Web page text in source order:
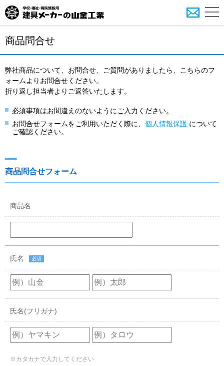
商品問合せ
弊社商品について、お問合せ、ご質問がありましたら、こちらのフ
ォームよりお問合せください。
折り返し担当者よりご返答いたします。
必須事項はお間違えのないようにご入力ください。
お問合せフォームをご利用いただく際に、 個人情報保護 について
ご確認ください。
商品問合せフォーム
商品名
氏名 必須
氏名(フリガナ)
※カタカナで入力してください